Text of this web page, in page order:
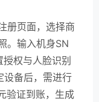
册页面，选择商
。输入机身SN
权与人脸识别
设备后，需进行
验证到账，生成